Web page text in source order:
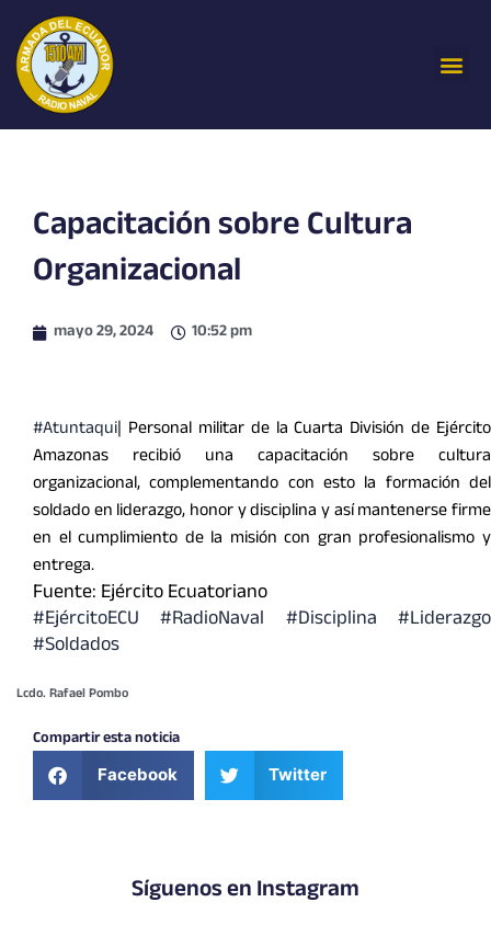
contenido
Capacitación sobre Cultura
Organizacional
mayo 29, 2024 10:52 pm
#Atuntaqui| Personal militar de la Cuarta División de Ejército
Amazonas recibió una capacitación sobre cultura
organizacional, complementando con esto la formación del
soldado en liderazgo, honor y disciplina y así mantenerse firme
en el cumplimiento de la misión con gran profesionalismo y
entrega.
Fuente: Ejército Ecuatoriano
#EjércitoECU #RadioNaval #Disciplina #Liderazgo
#Soldados
Lcdo. Rafael Pombo
Compartir esta noticia
Facebook Twitter
Síguenos en Instagram